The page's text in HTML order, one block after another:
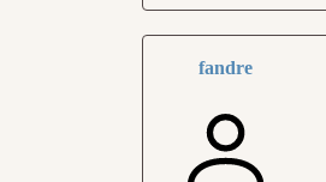
fandre